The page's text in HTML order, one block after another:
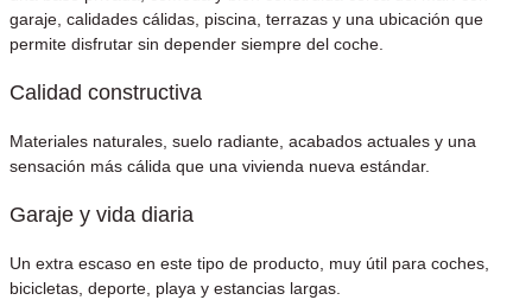
garaje, calidades cálidas, piscina, terrazas y una ubicación que
permite disfrutar sin depender siempre del coche.
Calidad constructiva
Materiales naturales, suelo radiante, acabados actuales y una
sensación más cálida que una vivienda nueva estándar.
Garaje y vida diaria
Un extra escaso en este tipo de producto, muy útil para coches,
bicicletas, deporte, playa y estancias largas.